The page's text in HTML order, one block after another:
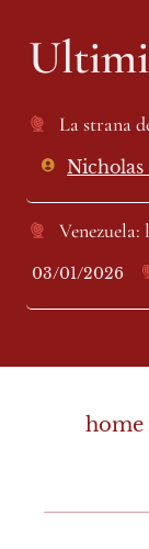
La strana
03/01/2026
home